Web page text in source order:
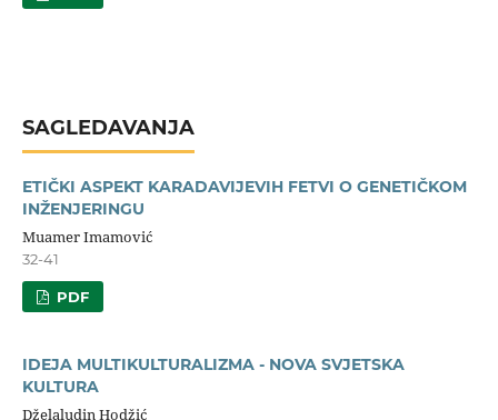
SAGLEDAVANJA
ETIČKI ASPEKT KARADAVIJEVIH FETVI O GENETIČKOM
INŽENJERINGU
Muamer Imamović
32-41
PDF
IDEJA MULTIKULTURALIZMA - NOVA SVJETSKA
KULTURA
Dželaludin Hodžić